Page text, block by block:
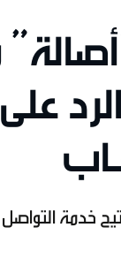
خدمة التواصل